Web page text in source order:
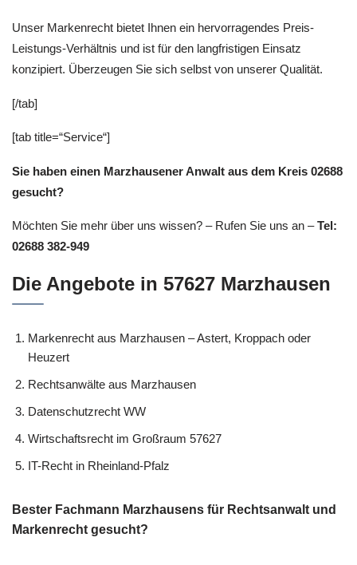
Unser Markenrecht bietet Ihnen ein hervorragendes Preis-
Leistungs-Verhältnis und ist für den langfristigen Einsatz
konzipiert. Überzeugen Sie sich selbst von unserer Qualität.
[/tab]
[tab title=“Service“]
Sie haben einen Marzhausener Anwalt aus dem Kreis 02688
gesucht?
Möchten Sie mehr über uns wissen? – Rufen Sie uns an –Tel:
02688 382-949
Die Angebote in 57627 Marzhausen
Markenrecht aus Marzhausen – Astert, Kroppach oder
Heuzert
Rechtsanwälte aus Marzhausen
Datenschutzrecht WW
Wirtschaftsrecht im Großraum 57627
IT-Recht in Rheinland-Pfalz
Bester Fachmann Marzhausens für Rechtsanwalt und
Markenrecht gesucht?